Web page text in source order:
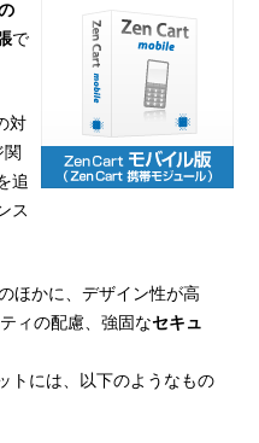
で
対
関
追
ス
ほかに、デザイン性が高
ィの配慮、強固なセキュ
トには、以下のようなもの